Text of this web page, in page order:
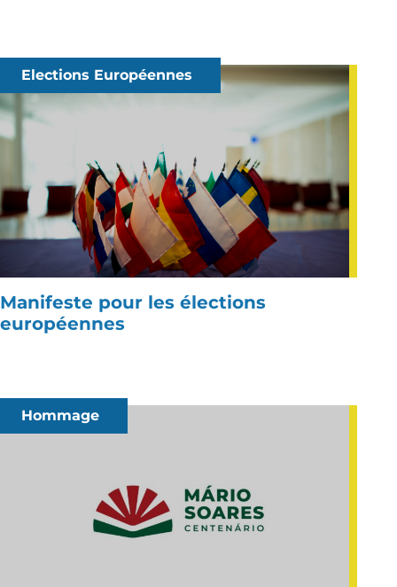
Elections Européennes
Manifeste pour les élections
européennes
Hommage